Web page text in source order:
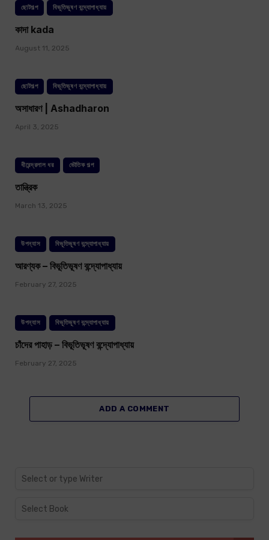
ছোটগল্প বিভূতিভূষণ বন্দ্যোপাধ্যায়
কাদা kada
August 11, 2025
ছোটগল্প বিভূতিভূষণ বন্দ্যোপাধ্যায়
অসাধারণ | Ashadharon
April 3, 2025
ধীরেন্দ্রলাল ধর ভৌতিক গল্প
তান্ত্রিক
March 13, 2025
উপন্যাস বিভূতিভূষণ বন্দ্যোপাধ্যায়
আরণ্যক – বিভূতিভূষণ বন্দ্যোপাধ্যায়
February 27, 2025
উপন্যাস বিভূতিভূষণ বন্দ্যোপাধ্যায়
চাঁদের পাহাড় – বিভূতিভূষণ বন্দ্যোপাধ্যায়
February 27, 2025
ADD A COMMENT